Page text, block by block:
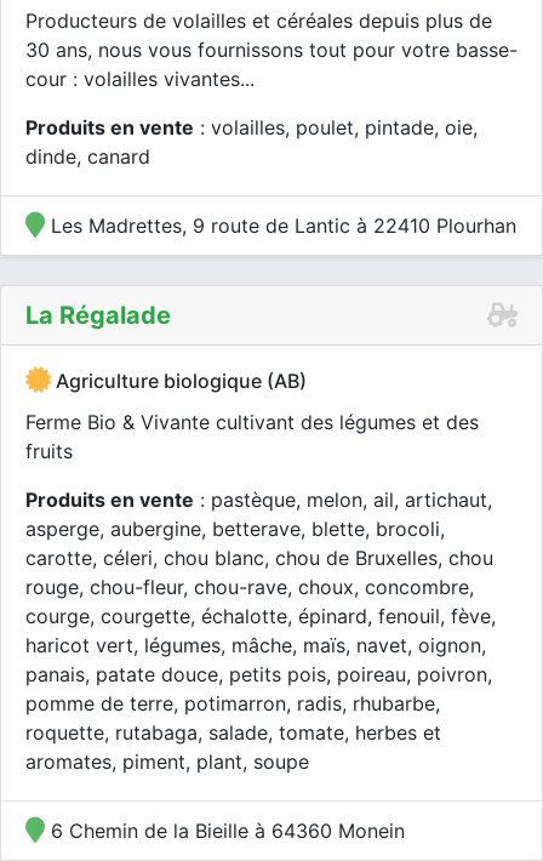
Producteurs de volailles et céréales depuis plus de
30 ans, nous vous fournissons tout pour votre basse-
cour : volailles vivantes...
Produits en vente : volailles, poulet, pintade, oie,
dinde, canard
Les Madrettes, 9 route de Lantic à 22410 Plourhan
La Régalade
Agriculture biologique (AB)
Ferme Bio & Vivante cultivant des légumes et des
fruits
Produits en vente : pastèque, melon, ail, artichaut,
asperge, aubergine, betterave, blette, brocoli,
carotte, céleri, chou blanc, chou de Bruxelles, chou
rouge, chou-fleur, chou-rave, choux, concombre,
courge, courgette, échalotte, épinard, fenouil, fève,
haricot vert, légumes, mâche, maïs, navet, oignon,
panais, patate douce, petits pois, poireau, poivron,
pomme de terre, potimarron, radis, rhubarbe,
roquette, rutabaga, salade, tomate, herbes et
aromates, piment, plant, soupe
6 Chemin de la Bieille à 64360 Monein